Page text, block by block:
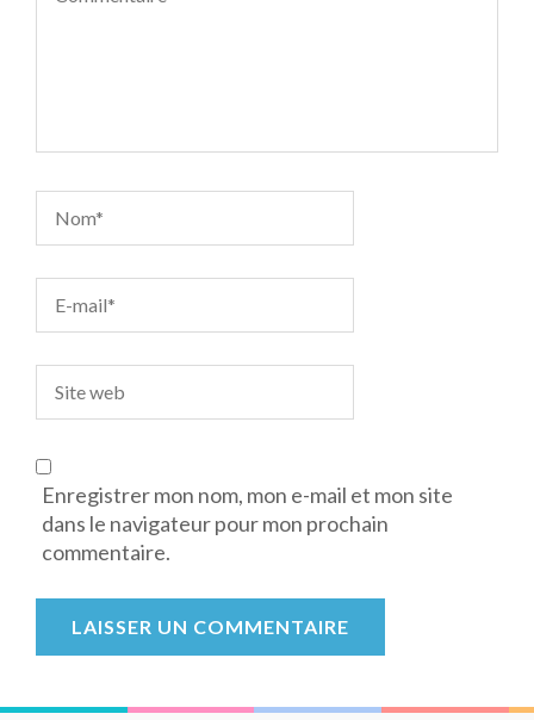
Enregistrer mon nom, mon e-mail et mon site
dans le navigateur pour mon prochain
commentaire.